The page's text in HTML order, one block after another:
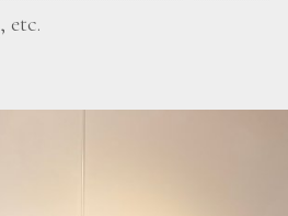
, etc.